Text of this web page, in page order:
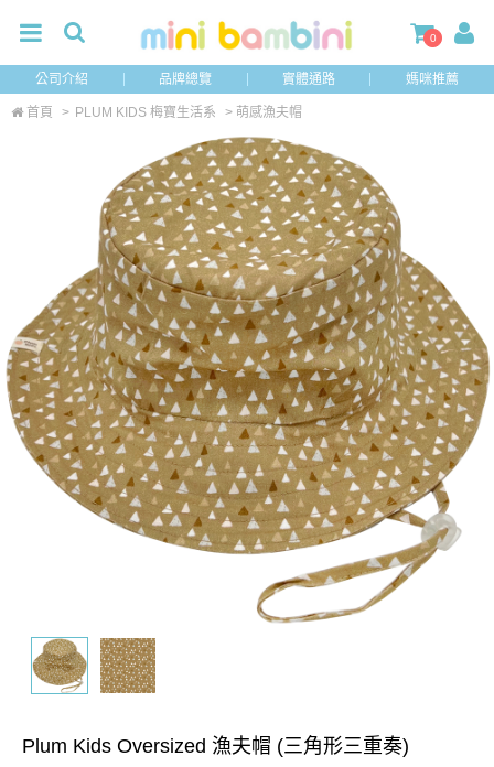
0
公司介紹 品牌總覽 實體通路 媽咪推薦
首頁 > PLUM KIDS 梅寶生活系 > 萌感漁夫帽
Plum Kids Oversized 漁夫帽 (三角形三重奏)